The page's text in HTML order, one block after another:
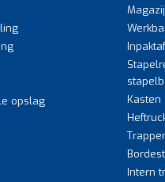
opslag
Kasten
Intern